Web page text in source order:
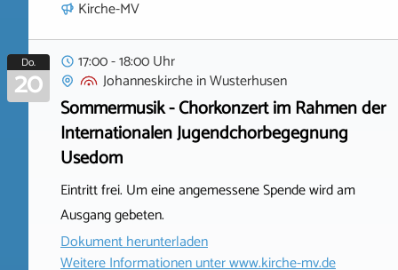
Kirche-MV
Do.
20
17:00 - 18:00 Uhr
JohanneskircheinWusterhusen
Sommermusik - Chorkonzert im Rahmen der
Internationalen Jugendchorbegegnung
Usedom
Eintritt frei. Um eine angemessene Spende wird am
Ausgang gebeten.
Dokument herunterladen
Weitere Informationen unterwww.kirche-mv.de